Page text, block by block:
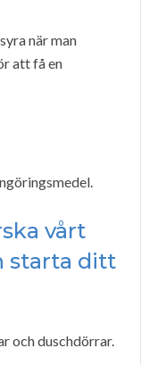
när man
att få en
vårt
starta ditt
och duschdörrar.